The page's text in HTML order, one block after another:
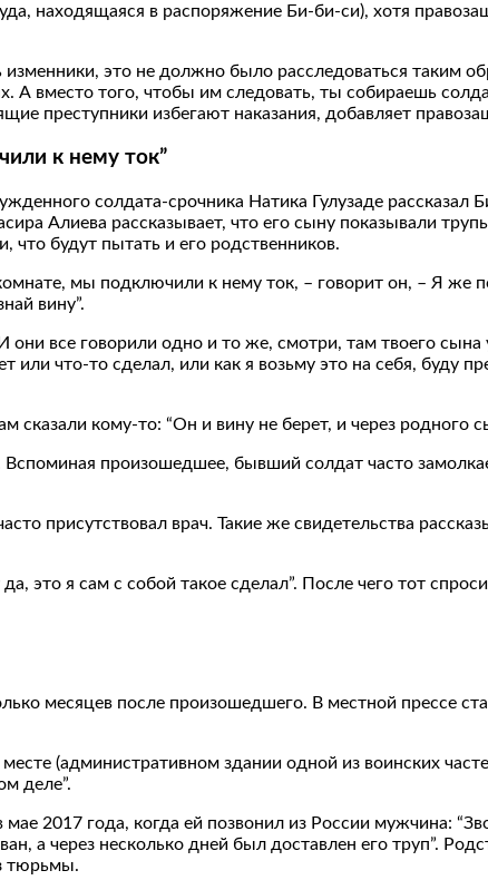
находящаяся в распоряжение Би-би-си), хотя
это не должно было расследоваться таким
А вместо того, чтобы им следовать, ты собираешь
преступники избегают наказания, добавляет
к нему ток”
солдата-срочника Натика Гулузаде рассказал
Алиева рассказывает, что его сыну показывали
будут пытать и его родственников.
мы подключили к нему ток, – говорит он, – Я же
вину”.
все говорили одно и то же, смотри, там твоего
или что-то сделал, или как я возьму это на себя, буду
сказали кому-то: “Он и вину не берет, и через родного
произошедшее, бывший солдат часто
присутствовал врач. Такие же свидетельства
это я сам с собой такое сделал”. После чего тот
месяцев после произошедшего. В местной прессе
(административном здании одной из воинских
деле”.
2017 года, когда ей позвонил из России мужчина:
а через несколько дней был доставлен его труп”.
тюрьмы.